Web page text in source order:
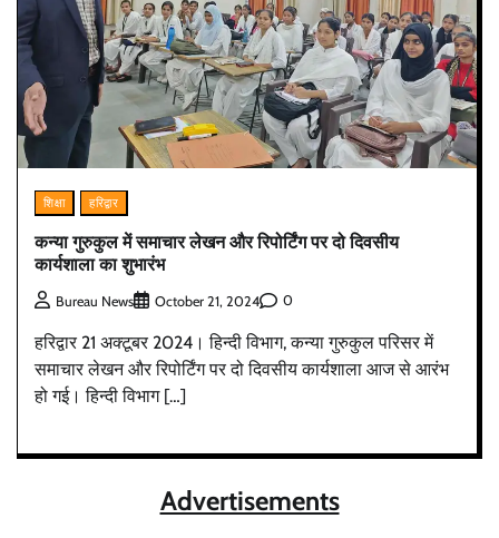
शिक्षा हरिद्वार
कन्या गुरुकुल में समाचार लेखन और रिपोर्टिंग पर दो दिवसीय
कार्यशाला का शुभारंभ
Bureau News October 21, 2024 0
हरिद्वार 21 अक्टूबर 2024। हिन्दी विभाग, कन्या गुरुकुल परिसर में
समाचार लेखन और रिपोर्टिंग पर दो दिवसीय कार्यशाला आज से आरंभ
हो गई। हिन्दी विभाग […]
Advertisements